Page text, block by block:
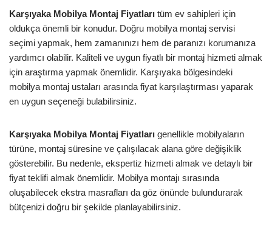
Karşıyaka Mobilya Montaj Fiyatları tüm ev sahipleri için
oldukça önemli bir konudur. Doğru mobilya montaj servisi
seçimi yapmak, hem zamanınızı hem de paranızı korumanıza
yardımcı olabilir. Kaliteli ve uygun fiyatlı bir montaj hizmeti almak
için araştırma yapmak önemlidir. Karşıyaka bölgesindeki
mobilya montaj ustaları arasında fiyat karşılaştırması yaparak
en uygun seçeneği bulabilirsiniz.
Karşıyaka Mobilya Montaj Fiyatları genellikle mobilyaların
türüne, montaj süresine ve çalışılacak alana göre değişiklik
gösterebilir. Bu nedenle, ekspertiz hizmeti almak ve detaylı bir
fiyat teklifi almak önemlidir. Mobilya montajı sırasında
oluşabilecek ekstra masrafları da göz önünde bulundurarak
bütçenizi doğru bir şekilde planlayabilirsiniz.